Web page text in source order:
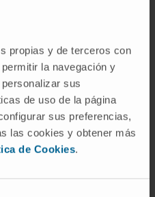
propias y de terceros con
la navegación y
sus
de uso de la página
sus preferencias,
las cookies y obtener más
de Cookies.
anaerobia, que
generar
como el ácido
puede provocar
que puede ser
no se trata
genéticas y